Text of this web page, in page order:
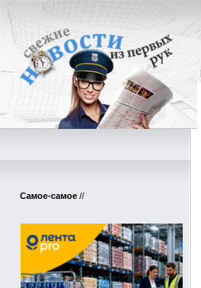
Самое-самое //